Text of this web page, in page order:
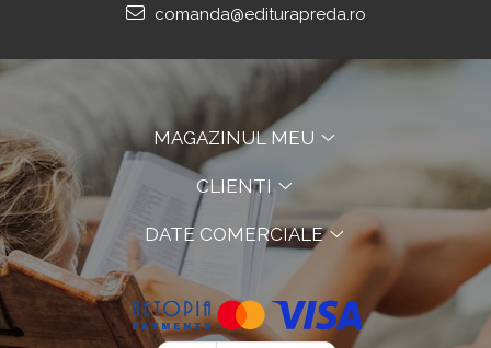
comanda@editurapreda.ro
MAGAZINUL MEU
CLIENTI
DATE COMERCIALE